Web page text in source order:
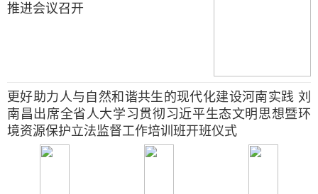
推进会议召开
更好助力人与自然和谐共生的现代化建设河南实践 刘
南昌出席全省人大学习贯彻习近平生态文明思想暨环
境资源保护立法监督工作培训班开班仪式